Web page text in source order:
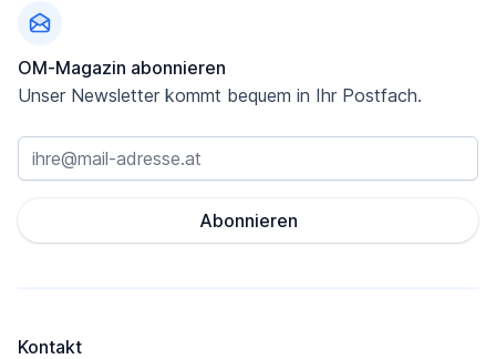
OM-Magazin abonnieren
Unser Newsletter kommt bequem in Ihr Postfach.
Abonnieren
Kontakt